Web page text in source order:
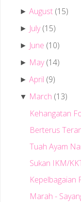
►August (15)
► July (15)
► June (10)
► May (14)
►April (9)
▼ March (13)
Kehangatan
Berterus
Tuah Ayam
Sukan IKM/
Kepelbagaian
Marah -